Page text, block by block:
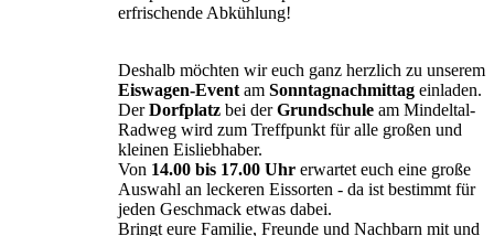
erfrischende Abkühlung!
Deshalb möchten wir euch ganz herzlich zu unserem
Eiswagen-Event am Sonntagnachmittag einladen.
DerDorfplatz bei derGrundschule am Mindeltal-
Radweg wird zum Treffpunkt für alle großen und
kleinen Eisliebhaber.
Von 14.00 bis 17.00 Uhr erwartet euch eine große
Auswahl an leckeren Eissorten - da ist bestimmt für
jeden Geschmack etwas dabei.
Bringt eure Familie, Freunde und Nachbarn mit und